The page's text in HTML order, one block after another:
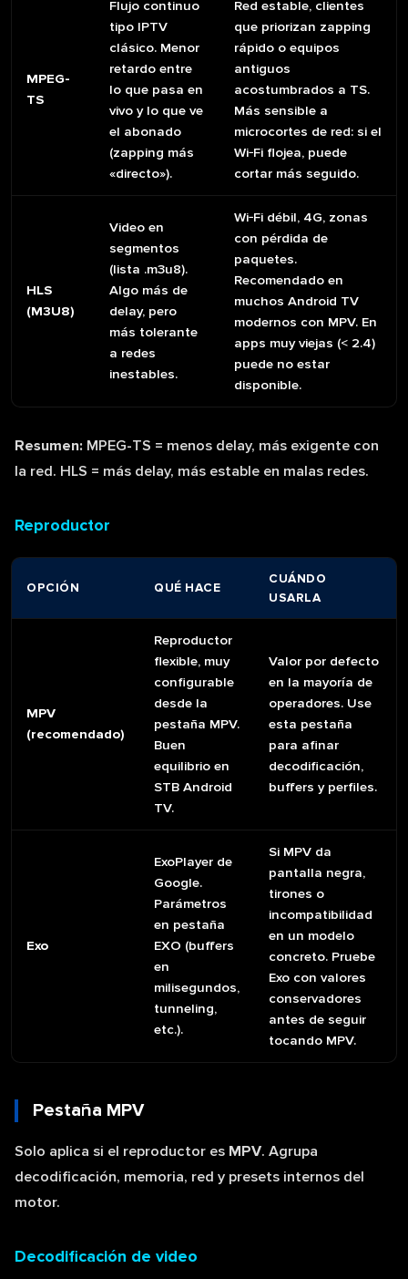
MPEG-
TS
Flujo continuo
tipo IPTV
clásico. Menor
retardo entre
lo que pasa en
vivo y lo que ve
el abonado
(zapping más
«directo»).
Red estable, clientes
que priorizan zapping
rápido o equipos
antiguos
acostumbrados a TS.
Más sensible a
microcortes de red: si el
Wi‑Fi flojea, puede
cortar más seguido.
HLS
(M3U8)
Video en
segmentos
(lista .m3u8).
Algo más de
delay, pero
más tolerante
a redes
inestables.
Wi‑Fi débil, 4G, zonas
con pérdida de
paquetes.
Recomendado en
muchos Android TV
modernos con MPV. En
apps muy viejas (< 2.4)
puede no estar
disponible.
Resumen: MPEG-TS = menos delay, más exigente con
la red. HLS = más delay, más estable en malas redes.
Reproductor
OPCIÓN QUÉ HACE
CUÁNDO
USARLA
MPV
(recomendado)
Reproductor
flexible, muy
configurable
desde la
pestaña MPV.
Buen
equilibrio en
STB Android
TV.
Valor por defecto
en la mayoría de
operadores. Use
esta pestaña
para afinar
decodificación,
buffers y perfiles.
Exo
ExoPlayer de
Google.
Parámetros
en pestaña
EXO (buffers
en
milisegundos,
tunneling,
etc.).
Si MPV da
pantalla negra,
tirones o
incompatibilidad
en un modelo
concreto. Pruebe
Exo con valores
conservadores
antes de seguir
tocando MPV.
Pestaña MPV
Solo aplica si el reproductor es MPV. Agrupa
decodificación, memoria, red y presets internos del
motor.
Decodificación de video